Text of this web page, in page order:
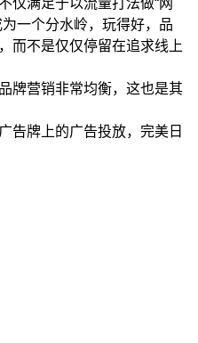
一个分水岭，玩得好，品
而不是仅仅停留在追求线上
牌营销非常均衡，这也是其
告牌上的广告投放，完美日